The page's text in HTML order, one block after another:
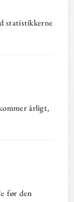
statistikkerne
årligt,
før den